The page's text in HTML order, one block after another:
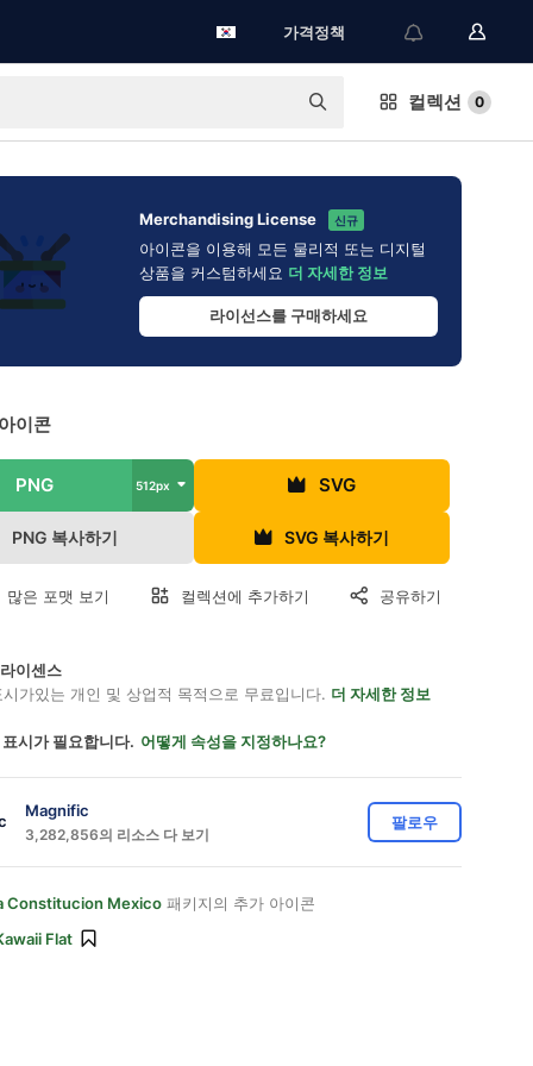
가격정책
컬렉션 0
Merchandising License 신규
아이콘을 이용해 모든 물리적 또는 디지털
상품을 커스텀하세요 더 자세한 정보
라이선스를 구매하세요
이콘
PNG 512px SVG
PNG 복사하기 SVG 복사하기
많은 포맷 보기 컬렉션에 추가하기 공유하기
이센스
가있는 개인 및 상업적 목적으로 무료입니다. 더 자세한 정보
시가 필요합니다. 어떻게 속성을 지정하나요?
Magnific
3,282,856의 리소스 다 보기
팔로우
Constitucion Mexico 패키지의 추가 아이콘
Flat